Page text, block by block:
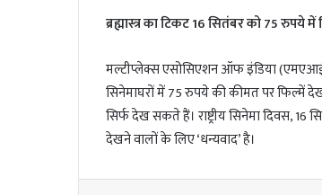
ब्रह्मास्त्र का टिकट 16 सितंबर को 75 रुपये में
मल्टीप्लेक्स एसोसिएशन ऑफ इंडिया (एमएआई)
सिनेमाघरों में 75 रुपये की कीमत पर फिल्में
सिर्फ देख सकते हैं। राष्ट्रीय सिनेमा दिवस,
देखने वालों के लिए ‘धन्यवाद’ है।